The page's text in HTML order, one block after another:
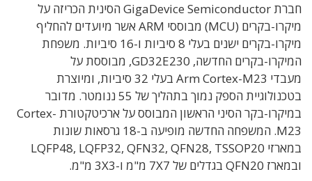
חברת GigaDevice Semiconductor הסינית הכריזה על
מיקרו-בקרים (MCU) מבוססי ARM אשר מיועדים להחליף
מיקרו-בקרים ישנים בעלי 8 סיביות ו-16 סיביות. משפחת
המיקרו-בקרים החדשה, GD32E230, מבוססת על
מעבדי Arm Cortex-M23 בעלי 32 סיביות, ומיוצרת
בטכנולוגיית הספק נמוך בתהליך של 55 ננומטר. מדובר
במיקרו-בקר הסיני הראשון המבוסס על ארכיטקטורת Cortex-
M23. המשפחה החדשה מופיעה ב-18 גרסאות שונות
במארזי LQFP48, LQFP32, QFN32, QFN28, TSSOP20
ובמארז QFN20 בגדלים של 7X7 מ"מ ו-3X3 מ"מ.